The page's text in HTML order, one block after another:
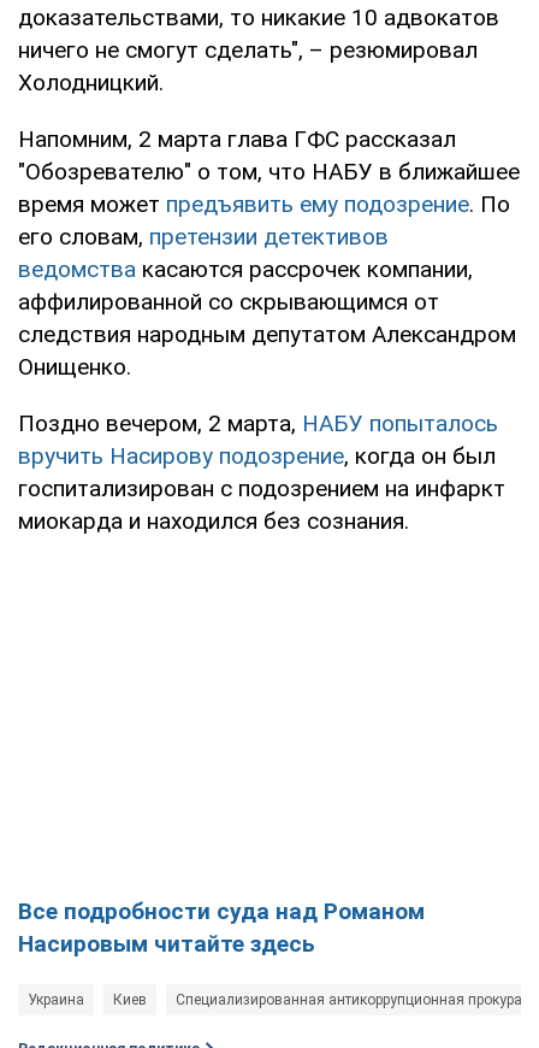
доказательствами, то никакие 10 адвокатов
ничего не смогут сделать", – резюмировал
Холодницкий.
Напомним, 2 марта глава ГФС рассказал
"Обозревателю" о том, что НАБУ в ближайшее
время может предъявить ему подозрение. По
его словам, претензии детективов
ведомства касаются рассрочек компании,
аффилированной со скрывающимся от
следствия народным депутатом Александром
Онищенко.
Поздно вечером, 2 марта, НАБУ попыталось
вручить Насирову подозрение, когда он был
госпитализирован с подозрением на инфаркт
миокарда и находился без сознания.
Все подробности суда над Романом
Насировым читайте здесь
Украина Киев Специализированная антикоррупционная